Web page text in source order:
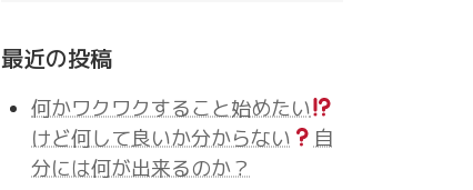
最近の投稿
何かワクワクすること始めたい
けど何して良いか分からない
自
分には何が出来るのか？